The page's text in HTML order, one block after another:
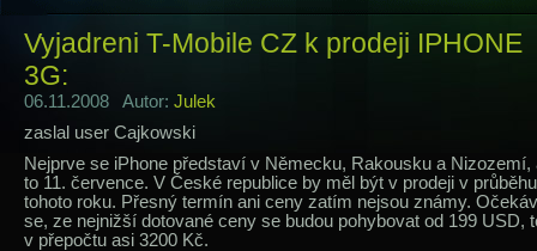
Vyjadreni T-Mobile CZ k prodeji IPHONE
3G:
06.11.2008 Autor: Julek
zaslal user Cajkowski
Nejprve se iPhone představí v Německu, Rakousku a Nizozemí,
to 11. července. V České republice by měl být v prodeji v průběhu
tohoto roku. Přesný termín ani ceny zatím nejsou známy.
se, ze nejnižší dotované ceny se budou pohybovat od 199 USD,
v přepočtu asi 3200 Kč.